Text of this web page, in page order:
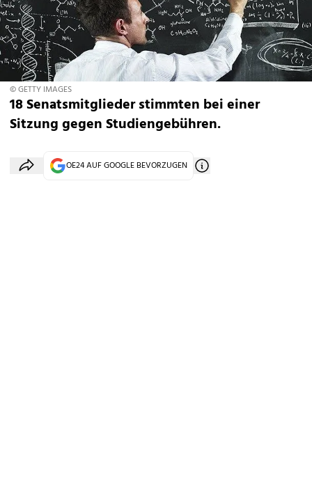
© GETTY IMAGES
18 Senatsmitglieder stimmten bei einer
Sitzung gegen Studiengebühren.
OE24 AUF GOOGLE BEVORZUGEN